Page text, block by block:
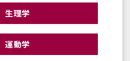
生理学
運動学